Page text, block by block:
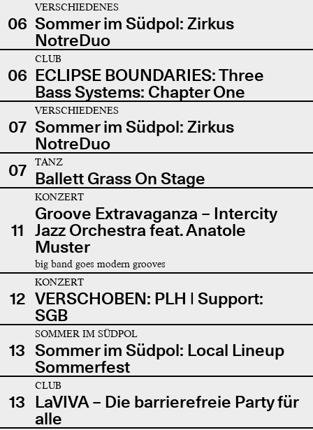
06
VERSCHIEDENES
Sommer im Südpol: Zirkus
NotreDuo
06
CLUB
ECLIPSE BOUNDARIES: Three
Bass Systems: Chapter One
07
VERSCHIEDENES
Sommer im Südpol: Zirkus
NotreDuo
07
TANZ
Ballett Grass On Stage
11
KONZERT
Groove Extravaganza – Intercity
Jazz Orchestra feat. Anatole
Muster
big band goes modern grooves
12
KONZERT
VERSCHOBEN: PLH | Support:
SGB
13
SOMMER IM SÜDPOL
Sommer im Südpol: Local Lineup
Sommerfest
13
CLUB
LaVIVA – Die barrierefreie Party für
alle